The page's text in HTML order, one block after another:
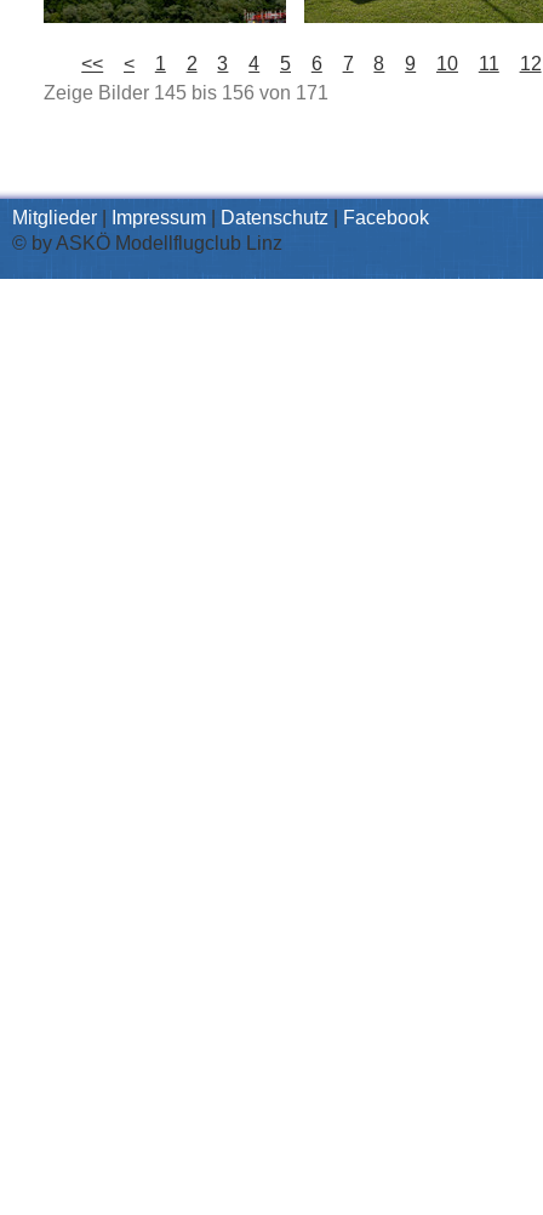
<< < 1 2 3 4 5 6 7 8 9 10 11
12
Zeige Bilder 145 bis 156 von 171
Mitglieder Impressum Datenschutz
Facebook
© by ASKÖ Modellflugclub Linz